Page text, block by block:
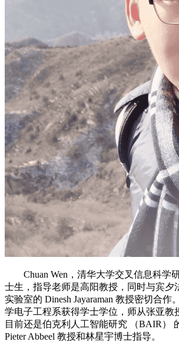
Chuan Wen，清华大学交叉信息科学
士生，指导老师是高阳教授，同时与宾夕
实验室的 Dinesh Jayaraman 教授密切合作
学电子工程系获得学士学位，师从张亚教
目前还是伯克利人工智能研究 （BAIR）
Pieter Abbeel 教授和林星宇博士指导。